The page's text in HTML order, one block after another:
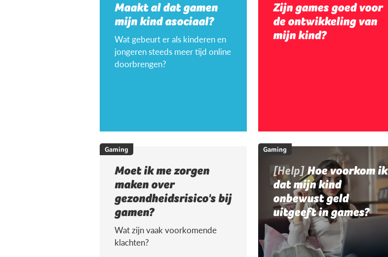
Maakt al dat gamen
mijn kind asociaal?
Wat gebeurt er als kinderen en
jongeren steeds meer tijd online
doorbrengen?
Zijn games goed voor
de ontwikkeling van
mijn kind?
Gaming
Moet ik me zorgen
maken over
gezondheidsrisico's bij
gamen?
Wat zijn vaak voorkomende
klachten?
Gaming
[Help]Hoe voorkom ik
dat mijn kind
onbewust geld
uitgeeft in games?